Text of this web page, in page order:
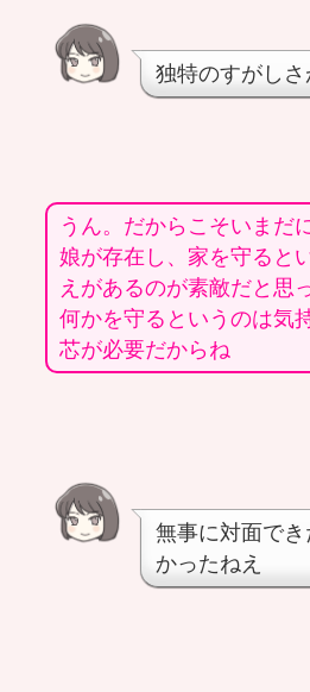
独特のすがし
うん。だからこそいまだ
娘が存在し、家を守ると
えがあるのが素敵だと思
何かを守るというのは気
芯が必要だからね
無事に対面で
かったねえ